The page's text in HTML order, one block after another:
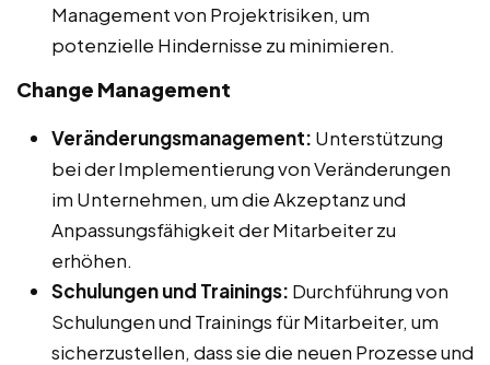
Management von Projektrisiken, um
potenzielle Hindernisse zu minimieren.
Change Management
Veränderungsmanagement: Unterstützung
bei der Implementierung von Veränderungen
im Unternehmen, um die Akzeptanz und
Anpassungsfähigkeit der Mitarbeiter zu
erhöhen.
Schulungen und Trainings: Durchführung von
Schulungen und Trainings für Mitarbeiter, um
sicherzustellen, dass sie die neuen Prozesse und